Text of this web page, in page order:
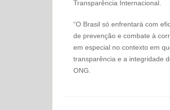
Transparência Internacional.
“O Brasil só enfrentará com
de prevenção e combate à
em especial no contexto em
transparência e a integridade
ONG.